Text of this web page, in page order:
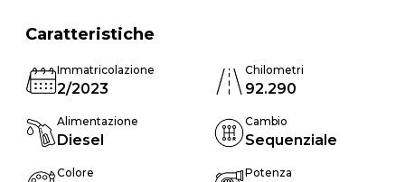
Caratteristiche
Immatricolazione
2/2023
Chilometri
92.290
Alimentazione
Diesel
Cambio
Sequenziale
Colore Potenza